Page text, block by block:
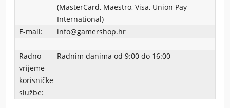
(MasterCard, Maestro, Visa, Union Pay
International)
E-mail:
info@gamershop.hr
Radno
vrijeme
korisničke
službe:
Radnim danima od 9:00 do 16:00